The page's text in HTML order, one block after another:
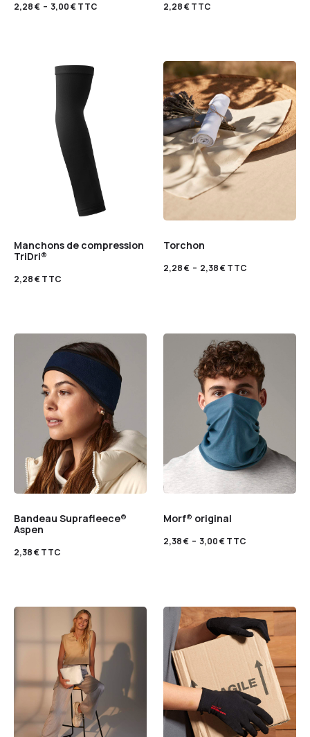
2,28€ – 3,00€TTC 2,28€TTC
Manchons de compression
TriDri®
2,28€TTC
Torchon
2,28€ – 2,38€TTC
Bandeau Suprafleece®
Aspen
2,38€TTC
Morf® original
2,38€ – 3,00€TTC